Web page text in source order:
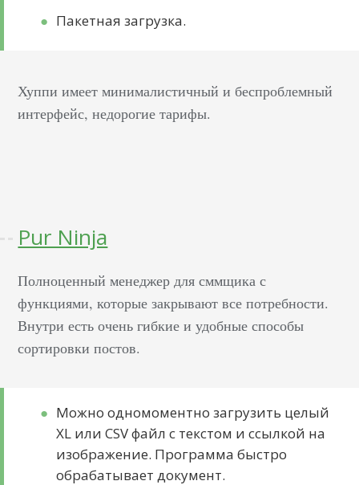
Пакетная загрузка.
Хуппи имеет минималистичный и беспроблемный
интерфейс, недорогие тарифы.
Pur Ninja
Полноценный менеджер для сммщика с
функциями, которые закрывают все потребности.
Внутри есть очень гибкие и удобные способы
сортировки постов.
Можно одномоментно загрузить целый
XL или CSV файл с текстом и ссылкой на
изображение. Программа быстро
обрабатывает документ.